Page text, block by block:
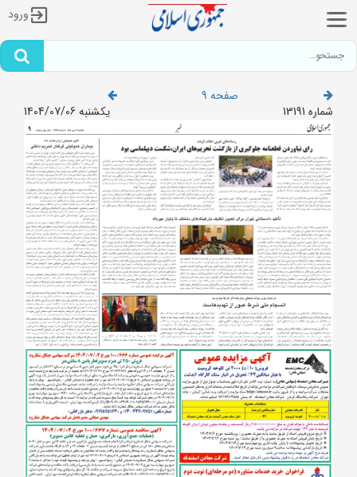
ورود
صفحه 9
شماره 13191
یکشنبه 1404/07/06